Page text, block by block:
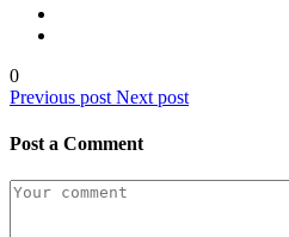
0
Previous post Next post
Post a Comment